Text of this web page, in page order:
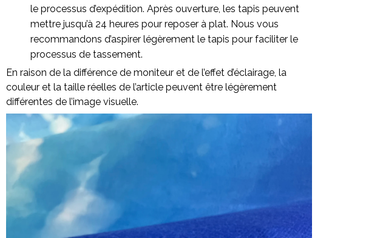
le processus d’expédition. Après ouverture, les tapis peuvent
mettre jusqu’à 24 heures pour reposer à plat. Nous vous
recommandons d’aspirer légèrement le tapis pour faciliter le
processus de tassement.
En raison de la différence de moniteur et de l’effet d’éclairage, la
couleur et la taille réelles de l’article peuvent être légèrement
différentes de l’image visuelle.